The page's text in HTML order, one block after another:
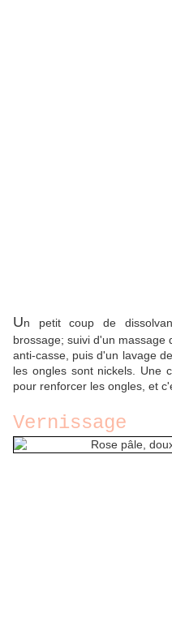
Un petit coup de
brossage; suivi d'un massage
anti-casse, puis d'un lavage
les ongles sont nickels. Une
pour renforcer les ongles, et
Vernissage